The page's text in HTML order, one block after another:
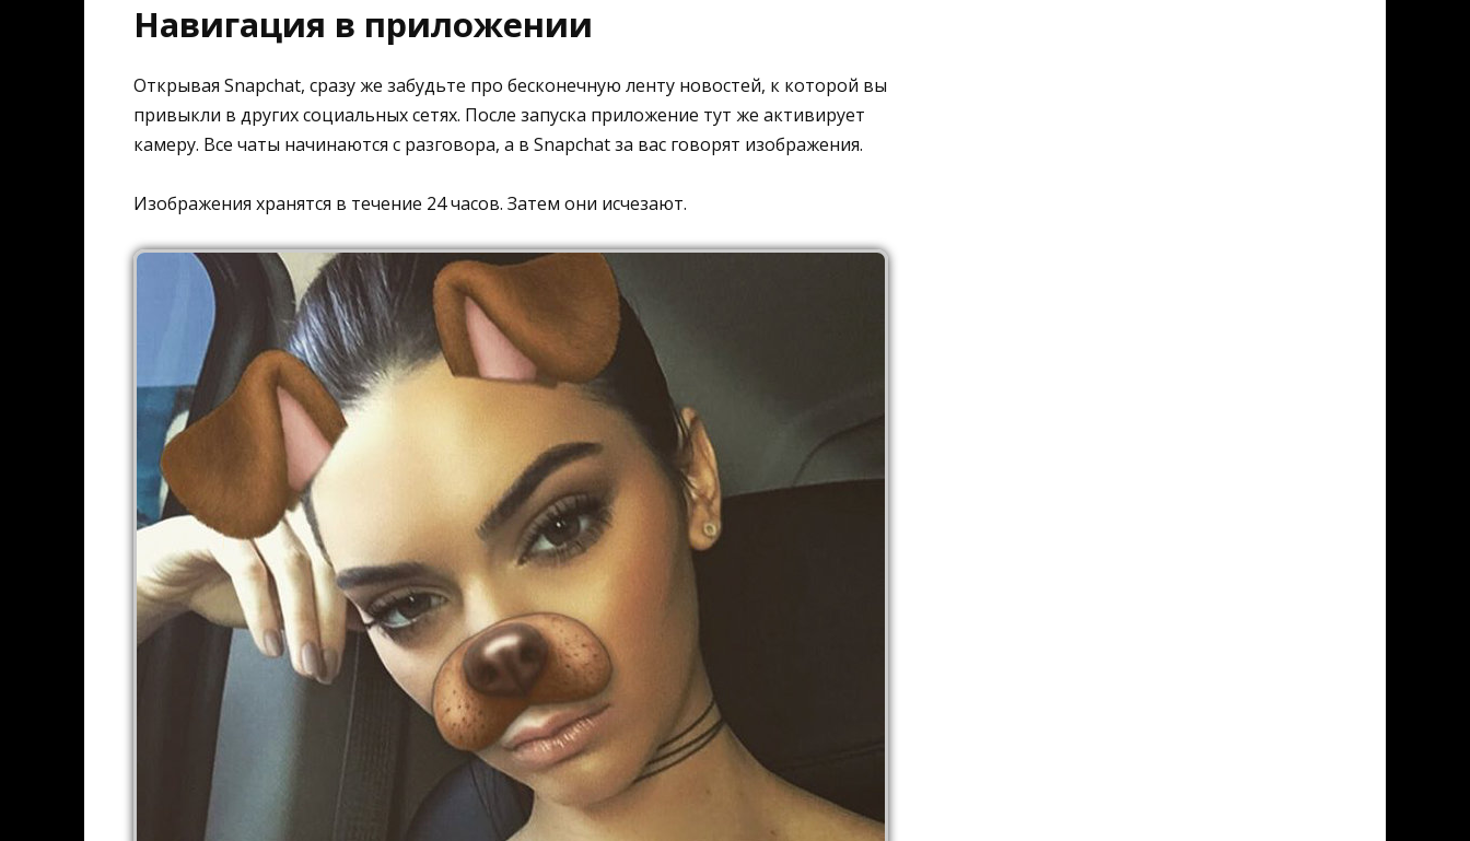
Навигация в приложении
Открывая Snapchat, сразу же забудьте про бесконечную ленту новостей, к которой вы
привыкли в других социальных сетях. После запуска приложение тут же активирует
камеру. Все чаты начинаются с разговора, а в Snapchat за вас говорят изображения.
Изображения хранятся в течение 24 часов. Затем они исчезают.